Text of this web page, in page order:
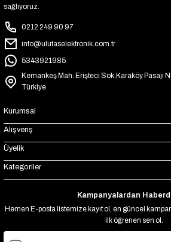
sağlıyoruz.
0212 249 90 97
info@ulutaselektronik.com.tr
5343921985
Kemankeş Mah. Erişteci Sok.Karaköy Pasajı
Türkiye
Kurumsal
Alışveriş
Üyelik
Kategoriler
Kampanyalardan
Hemen E-posta listemize kayıt ol, en güncel
ilk öğrenen sen ol.